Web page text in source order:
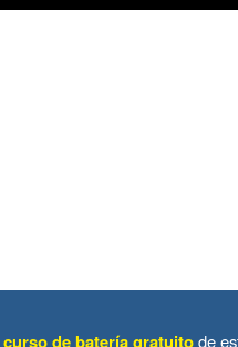
curso de batería gratuitode